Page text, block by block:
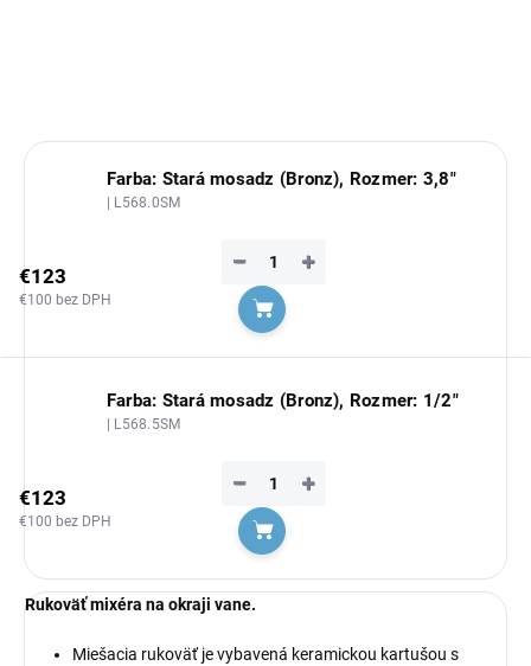
Farba: Stará mosadz (Bronz), Rozmer: 3,8"
| L568.0SM
€123
€100 bez DPH
+
−
Do košíka
Farba: Stará mosadz (Bronz), Rozmer: 1/2"
| L568.5SM
€123
€100 bez DPH
+
−
Do košíka
Rukoväť mixéra na okraji vane.
Miešacia rukoväť je vybavená keramickou kartušou s